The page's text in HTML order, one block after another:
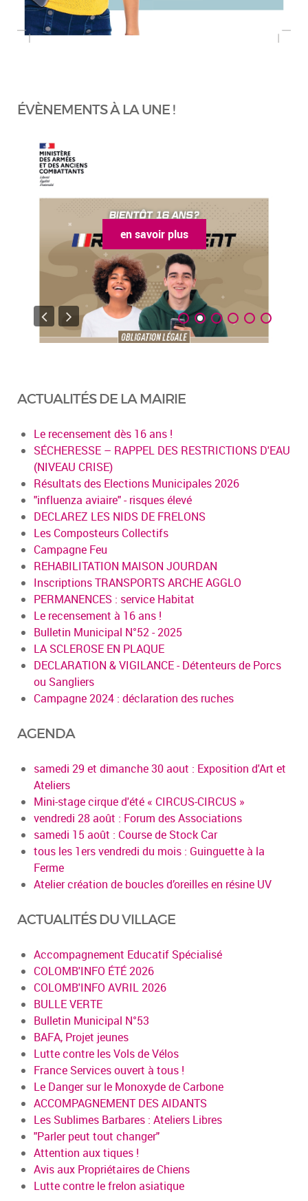
ÉVÈNEMENTS À LA UNE !
en savoir plus
ACTUALITÉS DE LA MAIRIE
Le recensement dès 16 ans !
SÉCHERESSE – RAPPEL DES RESTRICTIONS D'EAU
(NIVEAU CRISE)
Résultats des Elections Municipales 2026
"influenza aviaire" - risques élevé
DECLAREZ LES NIDS DE FRELONS
Les Composteurs Collectifs
Campagne Feu
REHABILITATION MAISON JOURDAN
Inscriptions TRANSPORTS ARCHE AGGLO
PERMANENCES : service Habitat
Le recensement à 16 ans !
Bulletin Municipal N°52 - 2025
LA SCLEROSE EN PLAQUE
DECLARATION & VIGILANCE - Détenteurs de Porcs
ou Sangliers
Campagne 2024 : déclaration des ruches
AGENDA
samedi 29 et dimanche 30 aout : Exposition d'Art et
Ateliers
Mini-stage cirque d'été « CIRCUS-CIRCUS »
vendredi 28 août : Forum des Associations
samedi 15 août : Course de Stock Car
tous les 1ers vendredi du mois : Guinguette à la
Ferme
Atelier création de boucles d’oreilles en résine UV
ACTUALITÉS DU VILLAGE
Accompagnement Educatif Spécialisé
COLOMB'INFO ÉTÉ 2026
COLOMB'INFO AVRIL 2026
BULLE VERTE
Bulletin Municipal N°53
BAFA, Projet jeunes
Lutte contre les Vols de Vélos
France Services ouvert à tous !
Le Danger sur le Monoxyde de Carbone
ACCOMPAGNEMENT DES AIDANTS
Les Sublimes Barbares : Ateliers Libres
"Parler peut tout changer"
Attention aux tiques !
Avis aux Propriétaires de Chiens
Lutte contre le frelon asiatique